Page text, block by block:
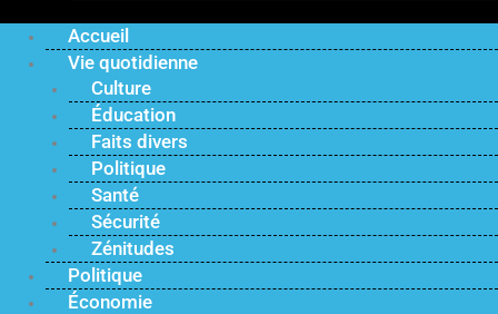
Accueil
Vie quotidienne
Culture
Éducation
Faits divers
Politique
Santé
Sécurité
Zénitudes
Politique
Économie